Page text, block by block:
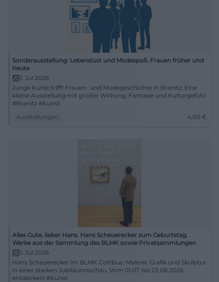
Sonderausstellung: Lebenslust und Modespaß. Frauen früher und
heute
1. Jul 2026
Junge Kunst trifft Frauen- und Modegeschichte in Branitz: Eine
kleine Ausstellung mit großer Wirkung, Fantasie und Kulturgefühl.
#Branitz #Kunst
Ausstellungen
4,00 €
Alles Gute, lieber Hans. Hans Scheuerecker zum Geburtstag.
Werke aus der Sammlung des BLMK sowie Privatsammlungen
1. Jul 2026
Hans Scheuerecker im BLMK Cottbus: Malerei, Grafik und Skulptur
in einer starken Jubiläumsschau. Vom 01.07. bis 23.08.2026
entdecken! #Kunst